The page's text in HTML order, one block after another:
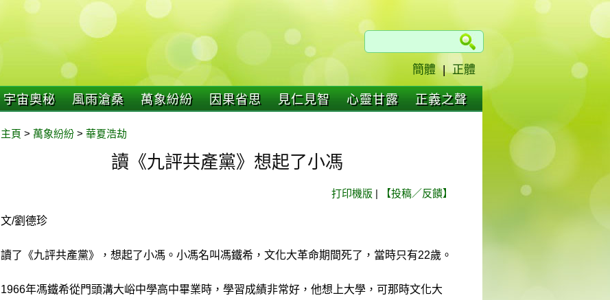
簡體 | 正體
宇宙奧秘 風雨滄桑 萬象紛紛 因果省思 見仁見智 心靈甘露 正義之聲
主頁 > 萬象紛紛 > 華夏浩劫
讀《九評共產黨》想起了小馮
打印機版 | 【投稿／反饋】
文/劉德珍
讀了《九評共產黨》，想起了小馮。小馮名叫馮鐵希，文化大革命期間死了，當時只有22歲。
1966年馮鐵希從門頭溝大峪中學高中畢業時，學習成績非常好，他想上大學，可那時文化大